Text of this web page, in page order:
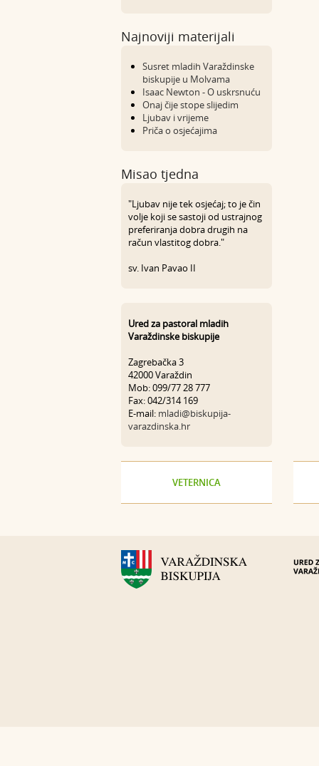
Najnoviji materijali
Susret mladih Varaždinske
biskupije u Molvama
Isaac Newton - O uskrsnuću
Onaj čije stope slijedim
Ljubav i vrijeme
Priča o osjećajima
Misao tjedna
"Ljubav nije tek osjećaj; to je čin
volje koji se sastoji od ustrajnog
preferiranja dobra drugih na
račun vlastitog dobra."
sv. Ivan Pavao II
Ured za pastoral mladih
Varaždinske biskupije
Zagrebačka 3
42000 Varaždin
Mob: 099/77 28 777
Fax: 042/314 169
E-mail: mladi@biskupija-
varazdinska.hr
VETERNICA